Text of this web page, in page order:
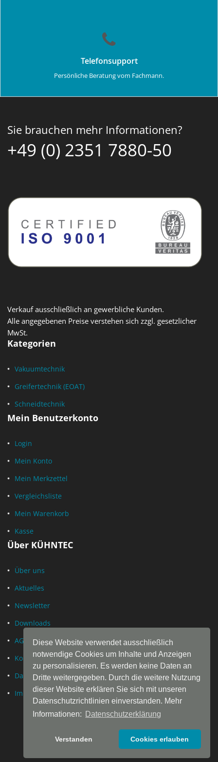
Diese Website verwendet ausschließlich
notwendige Cookies um Inhalte und Anzeigen
zu personalisieren. Es werden keine Daten an
Dritte weitergegeben. Durch die weitere Nutzung
dieser Website erklären Sie sich mit unseren
Datenschutzrichtlinien einverstanden. Mehr
Informationen:
Datenschutzerklärung
Verstanden Cookies erlauben
Telefonsupport
Persönliche Beratung vom Fachmann.
Sie brauchen mehr Informationen?
+49 (0) 2351 7880-50
Verkauf ausschließlich an gewerbliche Kunden.
Alle angegebenen Preise verstehen sich zzgl. gesetzlicher
MwSt.
Kategorien
Vakuumtechnik
Greifertechnik (EOAT)
Schneidtechnik
Mein Benutzerkonto
Login
Mein Konto
Mein Merkzettel
Vergleichsliste
Mein Warenkorb
Kasse
Über KÜHNTEC
Über uns
Aktuelles
Newsletter
Downloads
AGB
Kontakt
Datenschutz
Impressum
© Copyright byKÜHNTEC® · Daniel Kühn GmbH & Co. KG ·
Hueckstraße 11 · 58511 Lüdenscheid